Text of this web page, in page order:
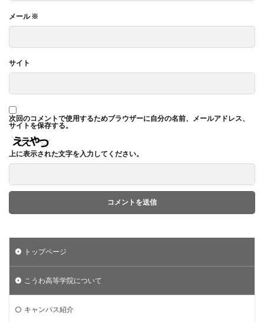
メール※
サイト
次回のコメントで使用するためブラウザーに自分の名前、メールアドレス、
サイトを保存する。
上に表示された文字を入力してください。
トップページ
こうわ高等学院について
キャンパス紹介